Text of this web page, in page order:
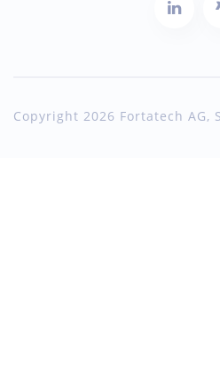
Copyright 2026 Fortatech AG,